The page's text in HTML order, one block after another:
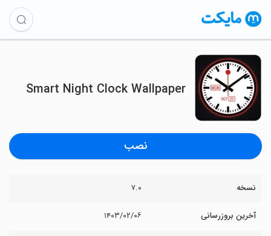
Smart Night Clock Wallpaper
نصب
نسخه ۷.۰
آخرین بروزرسانی ۱۴۰۳/۰۲/۰۶